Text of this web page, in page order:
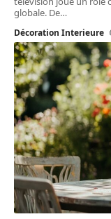
globale. De…
Décoration Interieure